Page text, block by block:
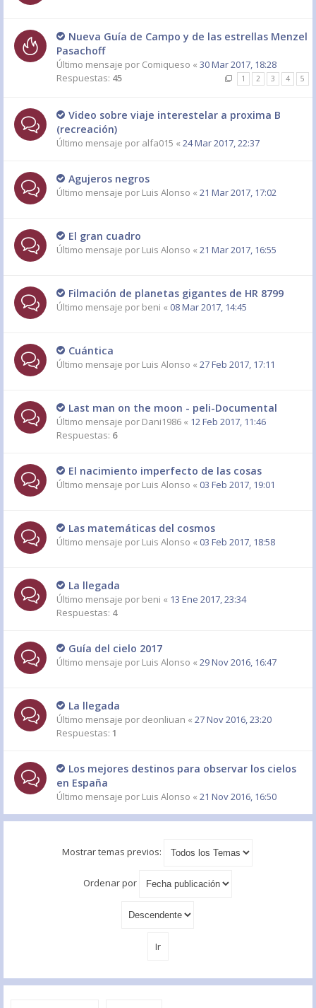
Nueva Guía de Campo y de las estrellas Menzel
Pasachoff
Último mensaje por Comiqueso « 30 Mar 2017, 18:28
Respuestas: 45 1 2 3 4 5
Video sobre viaje interestelar a proxima B
(recreación)
Último mensaje por alfa015 « 24 Mar 2017, 22:37
Agujeros negros
Último mensaje por Luis Alonso « 21 Mar 2017, 17:02
El gran cuadro
Último mensaje por Luis Alonso « 21 Mar 2017, 16:55
Filmación de planetas gigantes de HR 8799
Último mensaje por beni « 08 Mar 2017, 14:45
Cuántica
Último mensaje por Luis Alonso « 27 Feb 2017, 17:11
Last man on the moon - peli-Documental
Último mensaje por Dani1986 « 12 Feb 2017, 11:46
Respuestas: 6
El nacimiento imperfecto de las cosas
Último mensaje por Luis Alonso « 03 Feb 2017, 19:01
Las matemáticas del cosmos
Último mensaje por Luis Alonso « 03 Feb 2017, 18:58
La llegada
Último mensaje por beni « 13 Ene 2017, 23:34
Respuestas: 4
Guía del cielo 2017
Último mensaje por Luis Alonso « 29 Nov 2016, 16:47
La llegada
Último mensaje por deonliuan « 27 Nov 2016, 23:20
Respuestas: 1
Los mejores destinos para observar los cielos
en España
Último mensaje por Luis Alonso « 21 Nov 2016, 16:50
Mostrar temas previos:
Ordenar por